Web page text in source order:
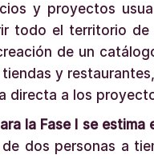
y proyectos
todo el territorio
de un
y
directa a los
la Fase I se estima
dos personas a